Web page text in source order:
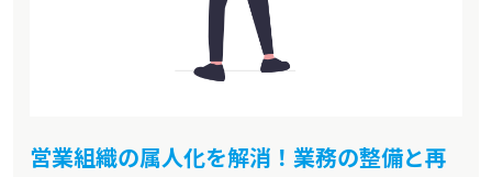
営業組織の属人化を解消！業務の整備と再